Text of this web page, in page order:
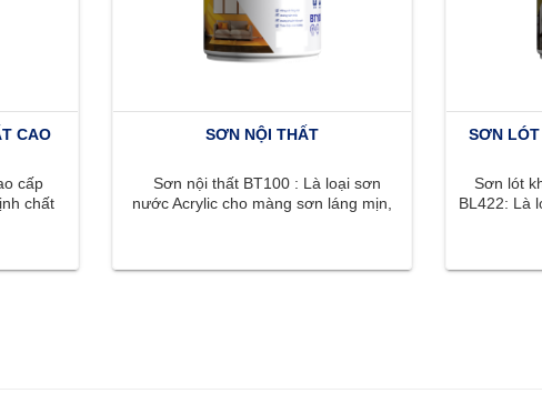
CAO
cấp
chất
SƠN NỘI THẤT
Sơn nội thất BT100 : Là loại sơn
nước Acrylic cho màng sơn láng mịn,
SƠN
Sơn lót
BL422: Là